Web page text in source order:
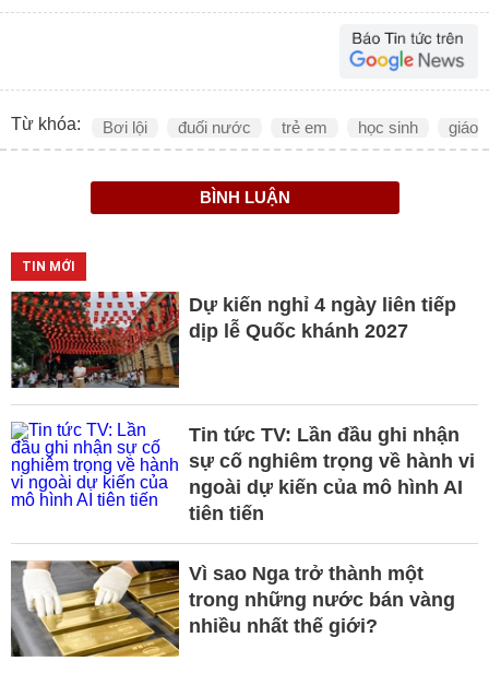
Từ khóa: Bơi lội đuối nước trẻ em học sinh giáo
BÌNH LUẬN
TIN MỚI
Dự kiến nghỉ 4 ngày liên tiếp
dịp lễ Quốc khánh 2027
Tin tức TV: Lần đầu ghi nhận
sự cố nghiêm trọng về hành vi
ngoài dự kiến của mô hình AI
tiên tiến
Vì sao Nga trở thành một
trong những nước bán vàng
nhiều nhất thế giới?